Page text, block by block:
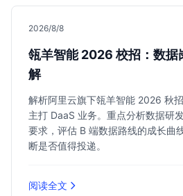
2026/8/8
瓴羊智能 2026 校招：数据
解
解析阿里云旗下瓴羊智能 2026 秋
主打 DaaS 业务。重点分析数据研
要求，评估 B 端数据路线的成长曲
断是否值得投递。
阅读全文